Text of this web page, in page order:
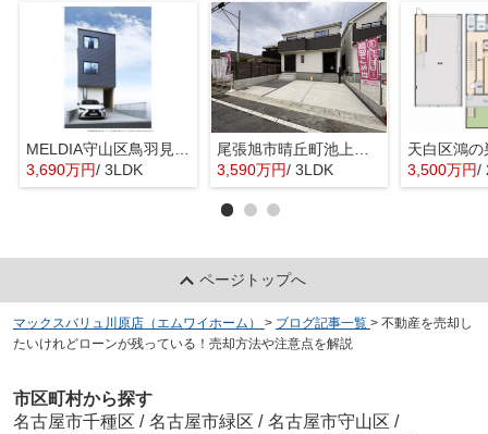
MELDIA守山区鳥羽見全１棟【仲介手数料無料 鳥羽見小】
3,690万円/ 3LDK
尾張旭市晴丘町池上全２棟【仲介手数料無料 本地原小 旭中】
3,590万円/ 3LDK
天白区鴻
3,500万円/
ページトップへ
マックスバリュ川原店（エムワイホーム） > ブログ記事一覧 > 不動産を売却し
たいけれどローンが残っている！売却方法や注意点を解説
市区町村から探す
名古屋市千種区 / 名古屋市緑区 / 名古屋市守山区 /